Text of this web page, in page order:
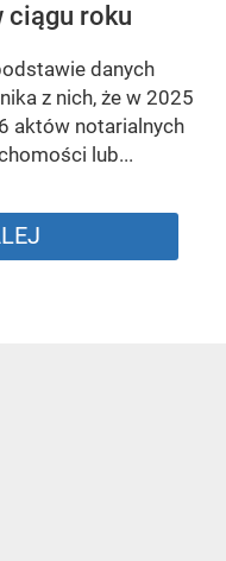
ciągu roku
danych
z nich, że w 2025
aktów notarialnych
lub...